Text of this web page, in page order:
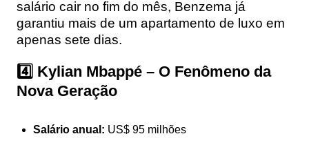
salário cair no fim do mês, Benzema já
garantiu mais de um apartamento de luxo em
apenas sete dias.
4️⃣ Kylian Mbappé – O Fenômeno da
Nova Geração
Salário anual: US$ 95 milhões